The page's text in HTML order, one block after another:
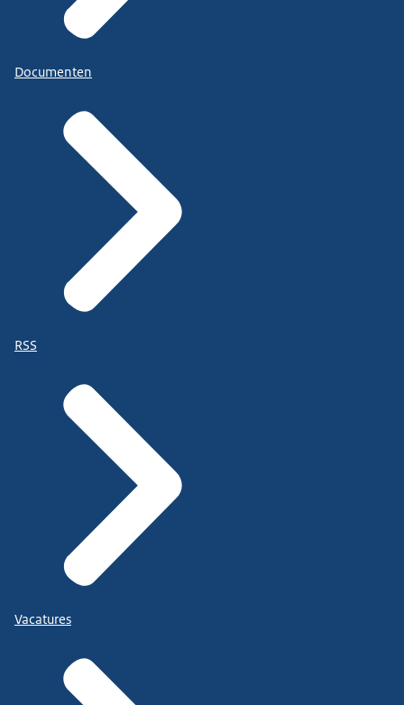
Documenten
RSS
Vacatures